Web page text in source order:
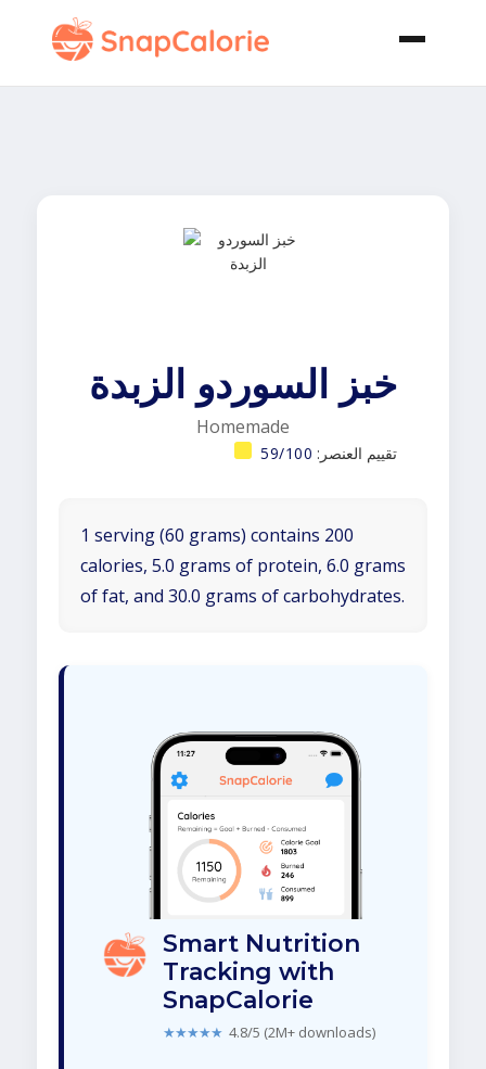
خبز السوردو الزبدة
Homemade
تقييم العنصر: 59/100
1 serving (60 grams) contains 200
calories, 5.0 grams of protein, 6.0 grams
of fat, and 30.0 grams of carbohydrates.
Smart Nutrition
Tracking with
SnapCalorie
★★★★★ 4.8/5 (2M+ downloads)